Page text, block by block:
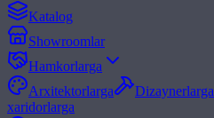
Katalog
Showroomlar
Hamkorlarga
Arxitektorlarga
Dizaynerlarga
xaridorlarga